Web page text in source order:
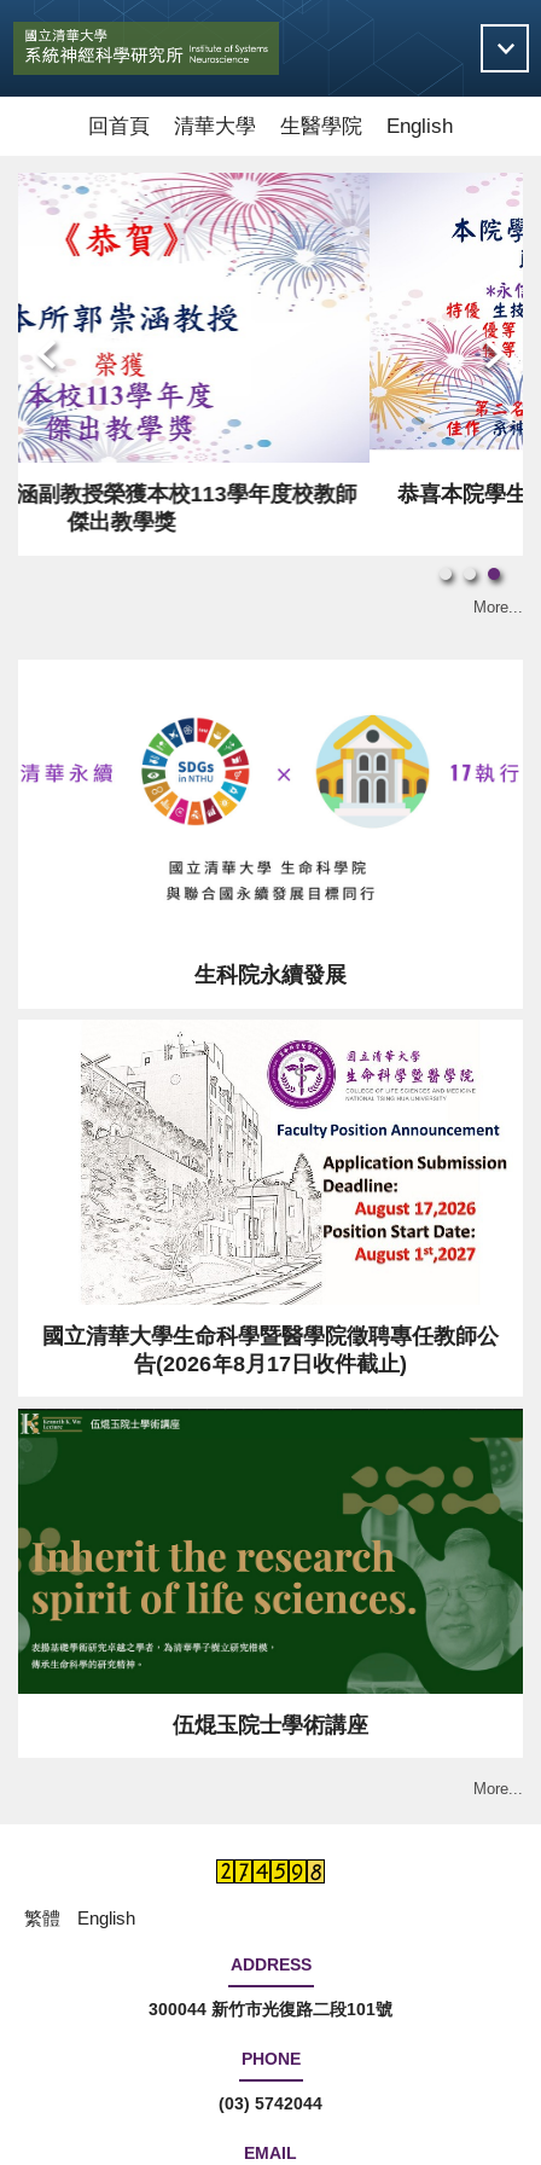
到
主
要
回首頁 清華大學 生醫學院 English
恭喜本院學生參加第39屆生物醫學聯合學術年會
More...
生科院永續發展
國立清華大學生命科學暨醫學院徵聘專任教師公
告(2026年8月17日收件截止)
伍焜玉院士學術講座
More...
繁體 English
ADDRESS
300044 新竹市光復路二段101號
PHONE
(03) 5742044
EMAIL